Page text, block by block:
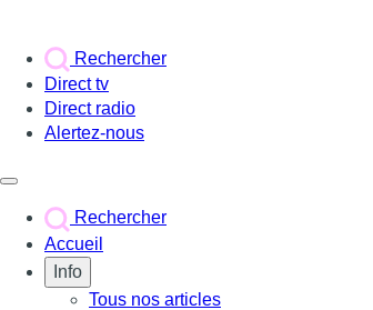
Rechercher
Direct tv
Direct radio
Alertez-nous
Rechercher
Accueil
Info
Tous nos articles